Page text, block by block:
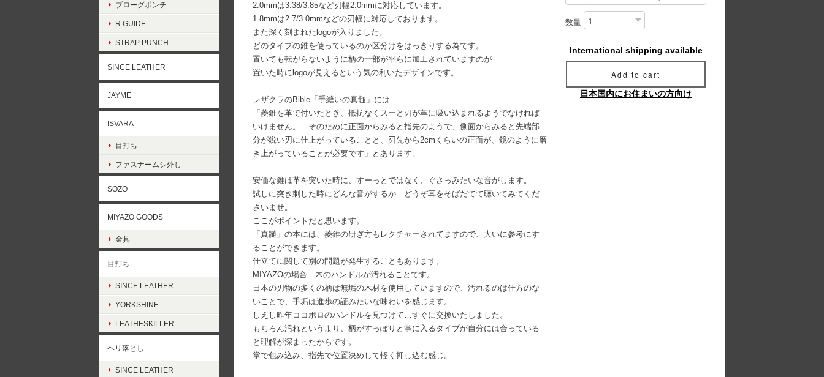
2.0mmは3.38/3.85など刃幅2.0mmに対応しています。
1.8mmは2.7/3.0mmなどの刃幅に対応しております。
また深く刻まれたlogoが入りました。
どのタイプの錐を使っているのか区分けをはっきりする為です。
置いても転がらないように柄の一部が平らに加工されていますのが
置いた時にlogoが見えるという気の利いたデザインです。
レザクラのBible「手縫いの真髄」には…
「菱錐を革で付いたとき、抵抗なくスーと刃が革に吸い込まれるようでなければ
いけません。…そのために正面からみると指先のようで、側面からみると先端部
分が鋭い刃に仕上がっていることと、刃先から2cmくらいの正面が、鏡のように磨
き上がっていることが必要です」とあります。
安価な錐は革を突いた時に、すーっとではなく、ぐさっみたいな音がします。
試しに突き刺した時にどんな音がするか…どうぞ耳をそばだてて聴いてみてくだ
さいませ。
ここがポイントだと思います。
「真髄」の本には、菱錐の研ぎ方もレクチャーされてますので、大いに参考にす
ることができます。
仕立てに関して別の問題が発生することもあります。
MIYAZOの場合…木のハンドルが汚れることです。
日本の刃物の多くの柄は無垢の木材を使用していますので、汚れるのは仕方のな
いことで、手垢は進歩の証みたいな味わいを感じます。
しえし昨年ココボロのハンドルを見つけて…すぐに交換いたしました。
もちろん汚れというより、柄がすっぽりと掌に入るタイプが自分には合っている
と理解が深まったからです。
掌で包み込み、指先で位置決めして軽く押し込む感じ。
数量
International shipping available
Add to cart
日本国内にお住まいの方向け
ブローグポンチ
R.GUIDE
STRAP PUNCH
SINCE LEATHER
JAYME
ISVARA
目打ち
ファスナームシ外し
SOZO
MIYAZO GOODS
金具
目打ち
SINCE LEATHER
YORKSHINE
LEATHESKILLER
ヘリ落とし
SINCE LEATHER